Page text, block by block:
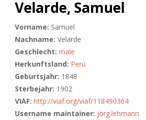
Velarde, Samuel
Vorname: Samuel
Nachname: Velarde
Geschlecht: male
Herkunftsland: Perú
Geburtsjahr: 1848
Sterbejahr: 1902
VIAF: http://viaf.org/viaf/118490364
Username maintainer: jörg.lehmann